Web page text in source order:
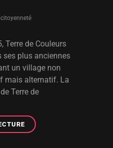
Terre de Couleurs
ses plus anciennes
un village non
mais alternatif. La
Terre de
VILLAGE
ALTERNATIF